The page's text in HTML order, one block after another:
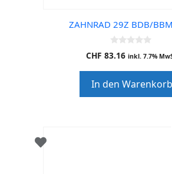
ZAHNRAD 29Z BDB/
0
o
o
f
5
CHF 83.16 inkl. 7.7%
In den Warenkorb